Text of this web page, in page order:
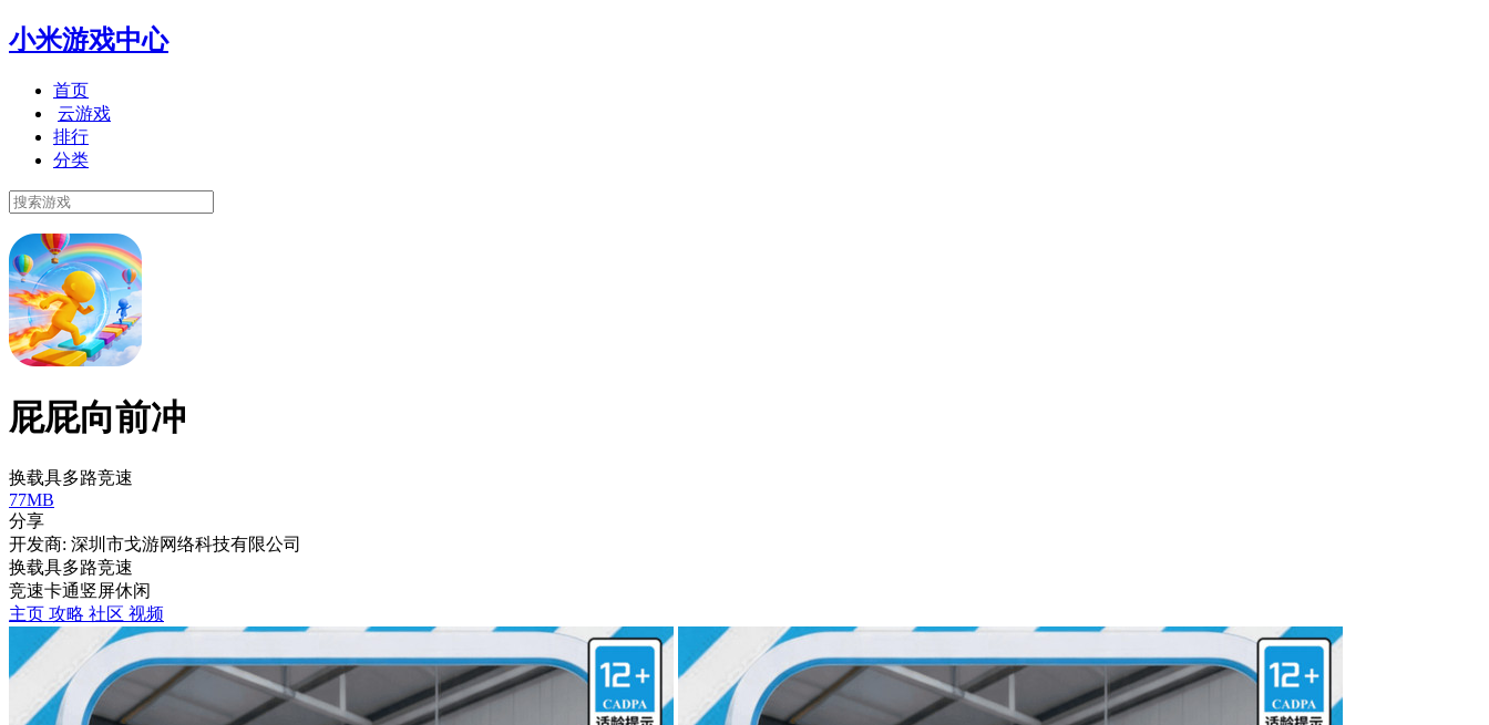
小米游戏中心
首页
云游戏
排行
分类
屁屁向前冲
换载具多路竞速
77MB
分享
开发商: 深圳市戈游网络科技有限公司
换载具多路竞速
竞速卡通竖屏休闲
主页 攻略 社区 视频